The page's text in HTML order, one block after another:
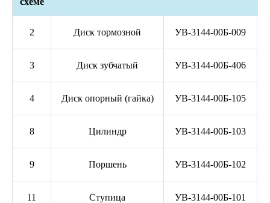
2 Диск тормозной УВ-3144-00Б-009
3 Диск зубчатый УВ-3144-00Б-406
4 Диск опорный (гайка) УВ-3144-00Б-105
8 Цилиндр УВ-3144-00Б-103
9 Поршень УВ-3144-00Б-102
11 Ступица УВ-3144-00Б-101